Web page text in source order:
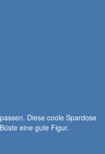
Diese coole Spardose
eine gute Figur.